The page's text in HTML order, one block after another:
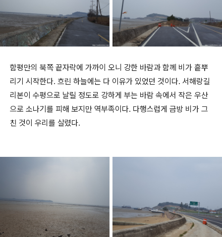
함평만의 북쪽 끝자락에 가까이 오니 강한 바람과 함께 비가 흩뿌
리기 시작한다. 흐린 하늘에는 다 이유가 있었던 것이다. 서해랑길
리본이 수평으로 날릴 정도로 강하게 부는 바람 속에서 작은 우산
으로 소나기를 피해 보지만 역부족이다. 다행스럽게 금방 비가 그
친 것이 우리를 살렸다.